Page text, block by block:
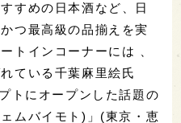
すめの日本酒など、日
つ最高級の品揃えを実
トインコーナーには 、
ている千葉麻里絵氏
トにオープンした話題の
ムバイモト)」(東京・恵